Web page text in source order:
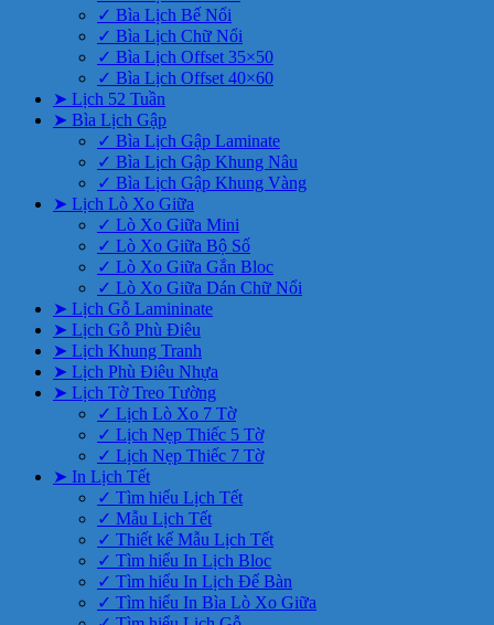
✓ Bìa Lịch Bế Nổi
✓ Bìa Lịch Chữ Nổi
✓ Bìa Lịch Offset 35×50
✓ Bìa Lịch Offset 40×60
➤ Lịch 52 Tuần
➤ Bìa Lịch Gập
✓ Bìa Lịch Gập Laminate
✓ Bìa Lịch Gập Khung Nâu
✓ Bìa Lịch Gập Khung Vàng
➤ Lịch Lò Xo Giữa
✓ Lò Xo Giữa Mini
✓ Lò Xo Giữa Bộ Số
✓ Lò Xo Giữa Gắn Bloc
✓ Lò Xo Giữa Dán Chữ Nổi
➤ Lịch Gỗ Lamininate
➤ Lịch Gỗ Phù Điêu
➤ Lịch Khung Tranh
➤ Lịch Phù Điêu Nhựa
➤ Lịch Tờ Treo Tường
✓ Lịch Lò Xo 7 Tờ
✓ Lịch Nẹp Thiếc 5 Tờ
✓ Lịch Nẹp Thiếc 7 Tờ
➤ In Lịch Tết
✓ Tìm hiểu Lịch Tết
✓ Mẫu Lịch Tết
✓ Thiết kế Mẫu Lịch Tết
✓ Tìm hiểu In Lịch Bloc
✓ Tìm hiểu In Lịch Để Bàn
✓ Tìm hiểu In Bìa Lò Xo Giữa